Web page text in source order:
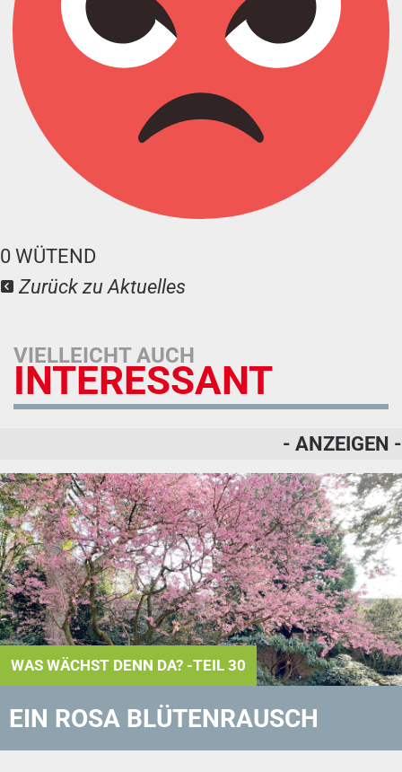
0 WÜTEND
Zurück zu Aktuelles
VIELLEICHT AUCH
INTERESSANT
- ANZEIGEN -
WAS WÄCHST DENN DA? -TEIL 30
EIN ROSA BLÜTENRAUSCH